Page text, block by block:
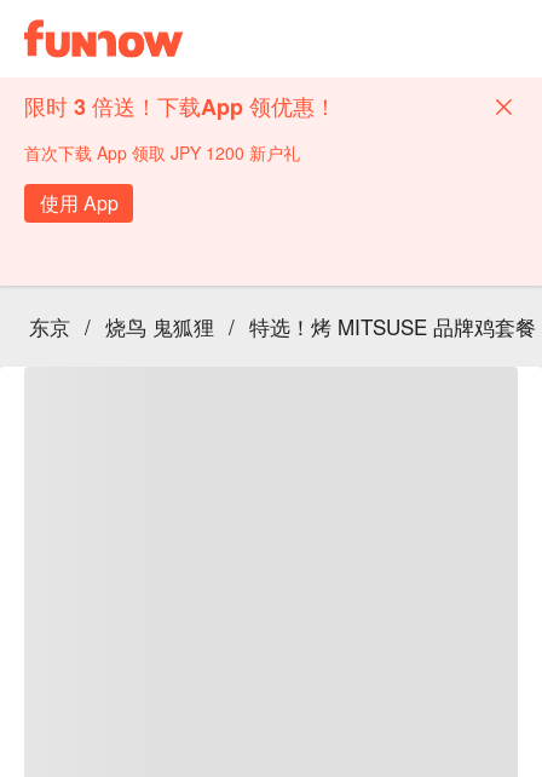
限时 3 倍送！下载App 领优惠！
首次下载 App 领取 JPY 1200 新户礼
使用 App
东京 / 烧鸟 鬼狐狸 / 特选！烤 MITSUSE 品牌鸡套餐